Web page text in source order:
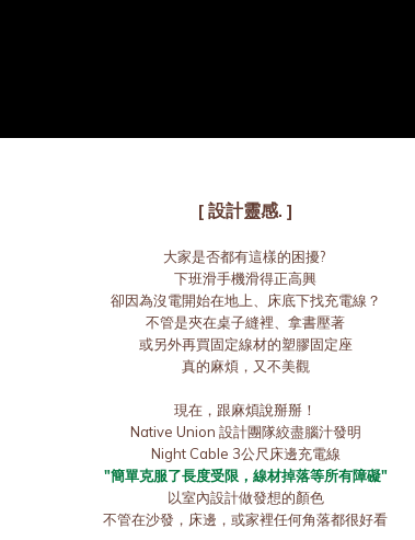
[ 設計靈感. ]
大家是否都有這樣的困擾?
下班滑手機滑得正高興
卻因為沒電開始在地上、床底下找充電線？
不管是夾在桌子縫裡、拿書壓著
或另外再買固定線材的塑膠固定座
真的麻煩，又不美觀
現在，跟麻煩說掰掰！
Native Union 設計團隊絞盡腦汁發明
Night Cable 3公尺床邊充電線
"簡單克服了長度受限，線材掉落等所有障礙"
以室內設計做發想的顏色
不管在沙發，床邊，或家裡任何角落都很好看